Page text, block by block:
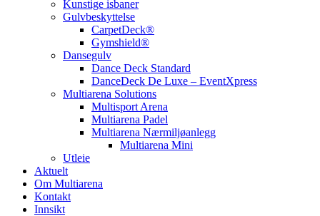
Kunstige isbaner
Gulvbeskyttelse
CarpetDeck®
Gymshield®
Dansegulv
Dance Deck Standard
DanceDeck De Luxe – EventXpress
Multiarena Solutions
Multisport Arena
Multiarena Padel
Multiarena Nærmiljøanlegg
Multiarena Mini
Utleie
Aktuelt
Om Multiarena
Kontakt
Innsikt